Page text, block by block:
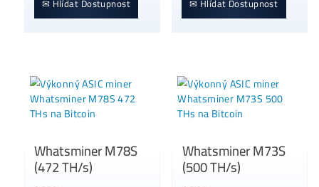
krátkodobo nedostupné